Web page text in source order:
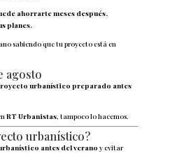
ahorrarte meses después.
planes.
sabiendo que tu proyecto está en
agosto
urbanístico preparado antes
RT Urbanistas, tampoco lo hacemos.
urbanístico?
antes del verano y evitar